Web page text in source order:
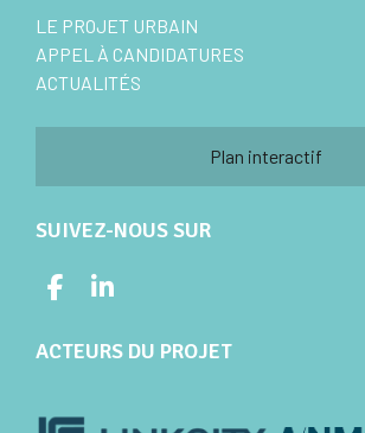
LE PROJET URBAIN
APPEL À CANDIDATURES
ACTUALITÉS
Plan interactif
SUIVEZ-NOUS SUR
ACTEURS DU PROJET